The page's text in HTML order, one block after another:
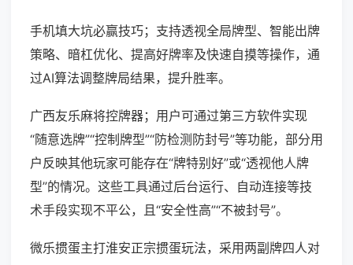
手机填大坑必赢技巧；支持透视全局牌型、智能出牌
策略、暗杠优化、提高好牌率及快速自摸等操作，通
过AI算法调整牌局结果，提升胜率。
广西友乐麻将控牌器；用户可通过第三方软件实现
“随意选牌”“控制牌型”“防检测防封号”等功能，部分用
户反映其他玩家可能存在“牌特别好”或“透视他人牌
型”的情况。这些工具通过后台运行、自动连接等技
术手段实现不平公，且“安全性高”“不被封号”。
微乐掼蛋主打淮安正宗掼蛋玩法，采用两副牌四人对